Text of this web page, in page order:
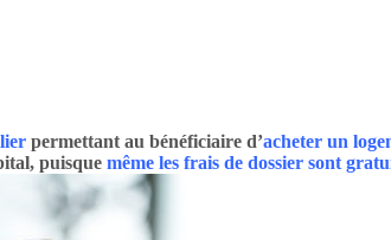
permettant au bénéficiaire d’acheter un
puisque même les frais de dossier sont